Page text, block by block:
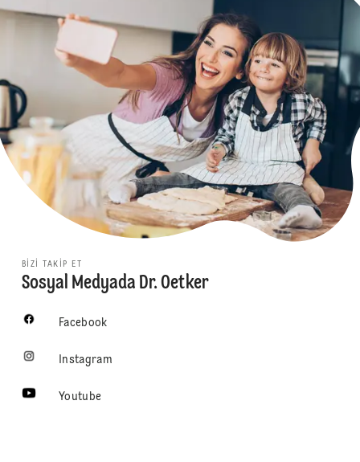
BIZI TAKIP ET
Sosyal Medyada Dr. Oetker
Facebook
Instagram
Youtube